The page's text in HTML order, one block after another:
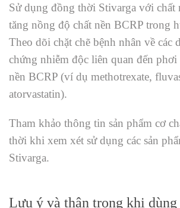
Sử dụng đồng thời Stivarga với chất
tăng nồng độ chất nền BCRP trong
Theo dõi chặt chẽ bệnh nhân về các
chứng nhiễm độc liên quan đến
nền BCRP (ví dụ methotrexate,
atorvastatin).
Tham khảo thông tin sản phẩm cơ
thời khi xem xét sử dụng các sản
Stivarga.
Lưu ý và thận trọng khi dùng